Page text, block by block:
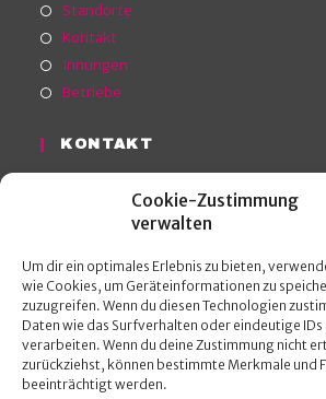
Cookie-Zustimmung
verwalten
Um dir ein optimales Erlebnis zu bieten,
wie Cookies, um Geräteinformationen zu
zuzugreifen. Wenn du diesen Technologien
Daten wie das Surfverhalten oder eindeutige
verarbeiten. Wenn du deine Zustimmung nicht
zurückziehst, können bestimmte Merkmale und
beeinträchtigt werden.
Standorte
Kontakt
Innungen
Betriebe
KONTAKT
Anschrift Mittelrhein /
56073 Koblenz
Tel. 0261/40 630-0
Anschrift Ahrweiler
Wilhelmstraße 20
53474 Bad Neuenahr-
Tel. 0 26 41/40 35